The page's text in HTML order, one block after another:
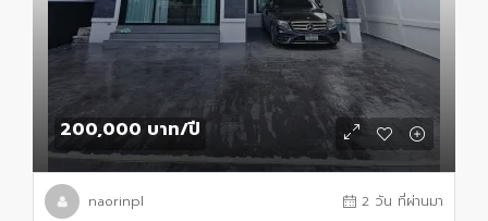
200,000 บาท/ปี
naorinpl 2 วัน ที่ผ่านมา